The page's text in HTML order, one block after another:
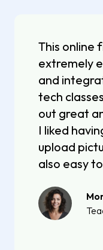
This online
extremely
and
tech
out great
I liked
upload
also easy